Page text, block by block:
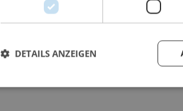
DETAILS ANZEIGEN